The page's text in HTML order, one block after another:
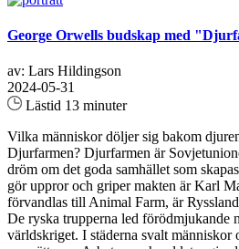
George Orwells budskap med
av: Lars Hildingson
2024-05-31
Lästid 13 minuter
Vilka människor döljer sig bakom
Djurfarmen? Djurfarmen är
dröm om det goda samhället som
gör uppror och griper makten är Karl
förvandlas till Animal Farm, är
De ryska trupperna led förödmjukande
världskriget. I städerna svalt människor